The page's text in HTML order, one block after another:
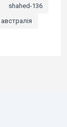
shahed-136
австралія